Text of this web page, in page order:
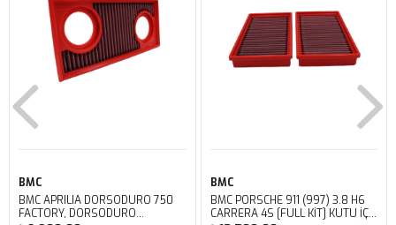
BMC
BMC APRILIA DORSODURO 750
FACTORY, DORSODURO
BMC
BMC PORSCHE 911 (997) 3.8 H6
CARRERA 4S [FULL KIT] KUTU İÇİ